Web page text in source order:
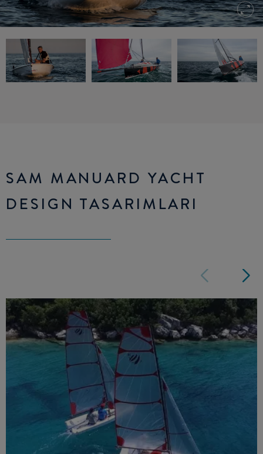
SAM MANUARD YACHT
DESIGN TASARIMLARI